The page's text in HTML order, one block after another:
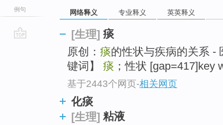
例句
网络释义 专业释义 英英释义
[生理] 痰
原创： 痰的性状与疾病的关系 -
键词】 痰 ；性状 [gap=417]key
基于2443个网页-相关网页
化痰
[生理] 粘液